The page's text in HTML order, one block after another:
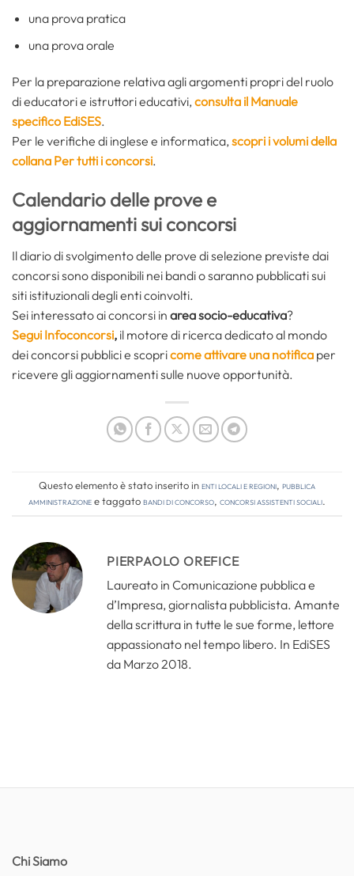
una prova pratica
una prova orale
Per la preparazione relativa agli argomenti propri del ruolo
di educatori e istruttori educativi,consulta il Manuale
specifico EdiSES.
Per le verifiche di inglese e informatica,scopri i volumi della
collana Per tutti i concorsi.
Calendario delle prove e
aggiornamenti sui concorsi
Il diario di svolgimento delle prove di selezione previste dai
concorsi sono disponibili nei bandi o saranno pubblicati sui
siti istituzionali degli enti coinvolti.
Sei interessato ai concorsi in area socio-educativa?
Segui Infoconcorsi, il motore di ricerca dedicato al mondo
dei concorsi pubblici e scopricome attivare una notifica per
ricevere gli aggiornamenti sulle nuove opportunità.
Questo elemento è stato inserito inEnti locali e regioni, Pubblica
amministrazionee taggatobandi di concorso, concorsi assistenti sociali.
PIERPAOLO OREFICE
Laureato in Comunicazione pubblica e
d’Impresa, giornalista pubblicista. Amante
della scrittura in tutte le sue forme, lettore
appassionato nel tempo libero. In EdiSES
da Marzo 2018.
Chi Siamo